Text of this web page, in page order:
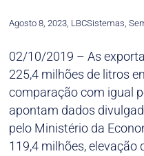
Agosto 8, 2023, LBCSistemas,
02/10/2019 – As
225,4 milhões de litros
comparação com igual
apontam dados
pelo Ministério da
119,4 milhões, elevação